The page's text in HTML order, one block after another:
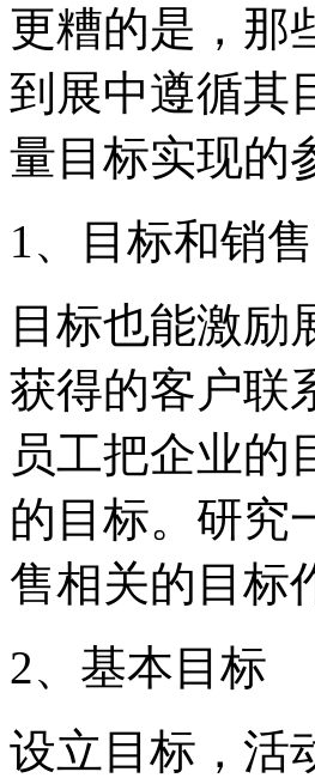
更糟的是，那
到展中遵循其
量目标实现的
1、目标和销售
目标也能激励
获得的客户联
员工把企业的
的目标。研究
售相关的目标
2、基本目标
设立目标，活